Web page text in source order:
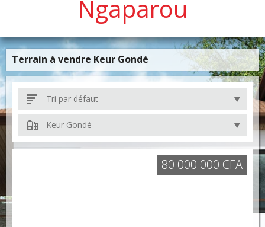
Terrain à vendre Keur Gondé
Tri par défaut
Keur Gondé
80 000 000 CFA